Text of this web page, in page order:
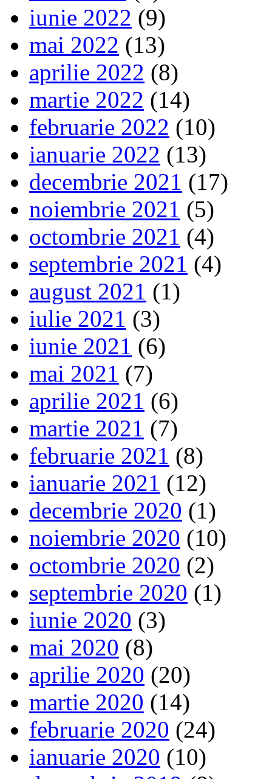
iunie 2022 (9)
mai 2022 (13)
aprilie 2022 (8)
martie 2022 (14)
februarie 2022 (10)
ianuarie 2022 (13)
decembrie 2021 (17)
noiembrie 2021 (5)
octombrie 2021 (4)
septembrie 2021 (4)
august 2021 (1)
iulie 2021 (3)
iunie 2021 (6)
mai 2021 (7)
aprilie 2021 (6)
martie 2021 (7)
februarie 2021 (8)
ianuarie 2021 (12)
decembrie 2020 (1)
noiembrie 2020 (10)
octombrie 2020 (2)
septembrie 2020 (1)
iunie 2020 (3)
mai 2020 (8)
aprilie 2020 (20)
martie 2020 (14)
februarie 2020 (24)
ianuarie 2020 (10)